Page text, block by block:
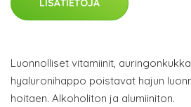
LISÄTIETOJA
Luonnolliset vitamiinit,
hyaluronihappo poistavat hajun
hoitaen. Alkoholiton ja alumiiniton.